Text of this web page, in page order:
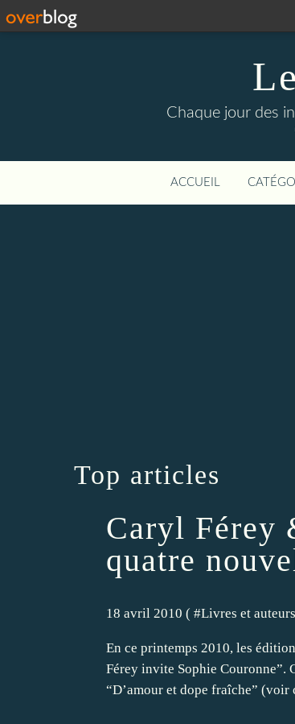
Chaque jour des
ACCUEIL
Top articles
Caryl Férey
quatre
18 avril 2010 ( #Livres et auteurs
En ce printemps 2010, les
Férey invite Sophie Couronne”.
“D’amour et dope fraîche” (voir